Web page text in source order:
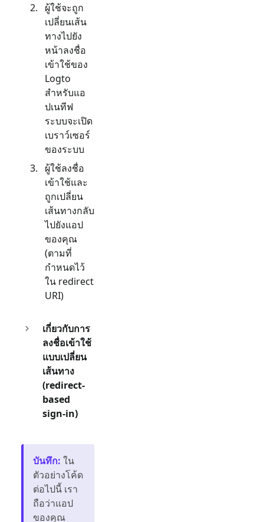
ผู้ใช้จะถูก
เปลี่ยนเส้น
ทางไปยัง
หน้าลงชื่อ
เข้าใช้ของ
Logto
สำหรับแอ
ปเนทีฟ
ระบบจะเปิด
เบราว์เซอร์
ของระบบ
ผู้ใช้ลงชื่อ
เข้าใช้และ
ถูกเปลี่ยน
เส้นทางกลับ
ไปยังแอป
ของคุณ
(ตามที่
กำหนดไว้
ใน redirect
URI)
เกี่ยวกับการ
ลงชื่อเข้าใช้
แบบเปลี่ยน
เส้นทาง
(redirect-
based
sign-in)
บันทึก: ใน
ตัวอย่างโค้ด
ต่อไปนี้ เรา
ถือว่าแอป
ของคุณ